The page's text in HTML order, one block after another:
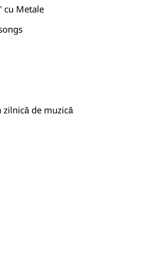
cu Metale
zilnică de muzică